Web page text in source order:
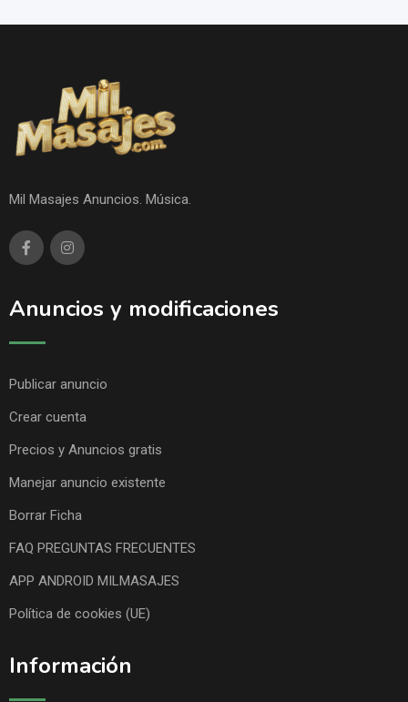
Mil Masajes Anuncios. Música.
Anuncios y modificaciones
Publicar anuncio
Crear cuenta
Precios y Anuncios gratis
Manejar anuncio existente
Borrar Ficha
FAQ PREGUNTAS FRECUENTES
APP ANDROID MILMASAJES
Política de cookies (UE)
Información